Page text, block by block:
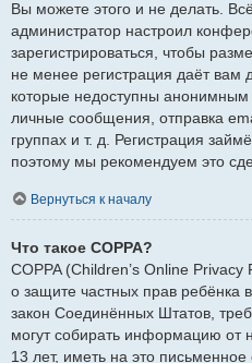
Вы можете этого и не делать. Всё
администратор настроил
зарегистрироваться, чтобы
не менее регистрация даёт вам
которые недоступны анонимным
личные сообщения, отправка
группах и т. д. Регистрация
поэтому мы рекомендуем это
Вернуться к началу
Что такое COPPA?
COPPA (Children’s Online
о защите частных прав ребёнка
закон Соединённых Штатов,
могут собирать информацию от
13 лет, иметь на это письменное